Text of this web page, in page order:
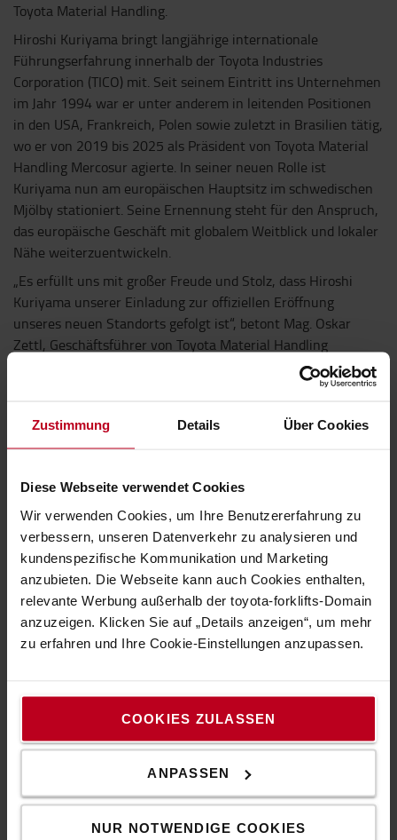
Zustimmung Details Über Cookies
Diese Webseite verwendet Cookies
Wir verwenden Cookies, um Ihre Benutzererfahrung zu
verbessern, unseren Datenverkehr zu analysieren und
kundenspezifische Kommunikation und Marketing
anzubieten. Die Webseite kann auch Cookies enthalten,
relevante Werbung außerhalb der toyota-forklifts-Domain
anzuzeigen. Klicken Sie auf „Details anzeigen“, um mehr
zu erfahren und Ihre Cookie-Einstellungen anzupassen.
COOKIES ZULASSEN
ANPASSEN
NUR NOTWENDIGE COOKIES
Toyota Material Handling.
Hiroshi Kuriyama bringt langjährige internationale
Führungserfahrung innerhalb der Toyota Industries
Corporation (TICO) mit. Seit seinem Eintritt ins Unternehmen
im Jahr 1994 war er unter anderem in leitenden Positionen
in den USA, Frankreich, Polen sowie zuletzt in Brasilien tätig,
wo er von 2019 bis 2025 als Präsident von Toyota Material
Handling Mercosur agierte. In seiner neuen Rolle ist
Kuriyama nun am europäischen Hauptsitz im schwedischen
Mjölby stationiert. Seine Ernennung steht für den Anspruch,
das europäische Geschäft mit globalem Weitblick und lokaler
Nähe weiterzuentwickeln.
„Es erfüllt uns mit großer Freude und Stolz, dass Hiroshi
Kuriyama unserer Einladung zur offiziellen Eröffnung
unseres neuen Standorts gefolgt ist“, betont Mag. Oskar
Zettl, Geschäftsführer von Toyota Material Handling
Austria. „Seine Anwesenheit ist ein starkes Zeichen der
Wertschätzung für den österreichischen Markt und ein
Begleitet wird Kuriyama bei seinem Besuch in Laxenburg von
Unternehmensführung: Ralph Cox, Senior Vice President
Eastern Europe sowie Norman Memminger, Vice President
Rental & Used, beide Toyota Material Handling Europe.
Gemeinsam mit dem österreichischen Team sowie Gästen
aus Wirtschaft und Politik werden sie die neue
Firmenzentrale eröffnen.
„Der neue Standort ist ein Meilenstein für unsere
Entwicklung in Österreich – funktional, zukunftsorientiert
betont Zettl. „Dass wir diesen besonderen Moment im
Beisein der europäischen Führungsspitze feiern dürfen, ist
für uns ein starkes Signal für eine erfolgreiche Zukunft.“
Pressekontakt: